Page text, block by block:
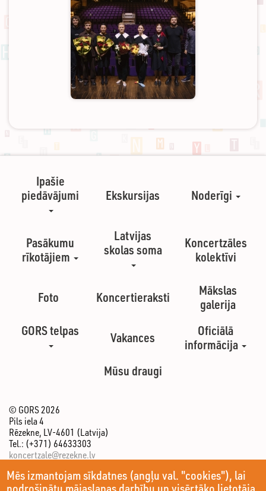
Mēs izmantojam sīkdatnes (angļu val. "cookies"), lai
Ipašie
piedāvājumi
Ekskursijas Noderīgi
Pasākumu
rīkotājiem
Latvijas
skolas soma
Koncertzāles
kolektīvi
Foto Koncertieraksti
Mākslas
galerija
GORS telpas
Vakances
Oficiālā
informācija
Mūsu draugi
© GORS 2026
Pils iela 4
Rēzekne, LV-4601 (Latvija)
Tel.: (+371) 64633303
koncertzale@rezekne.lv